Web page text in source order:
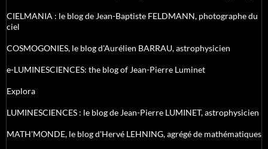
CIELMANIA : le blog de Jean-Baptiste FELDMANN, photographe du
ciel
COSMOGONIES, le blog d'Aurélien BARRAU, astrophysicien
e-LUMINESCIENCES: the blog of Jean-Pierre Luminet
Explora
LUMINESCIENCES : le blog de Jean-Pierre LUMINET, astrophysicien
MATH'MONDE, le blog d'Hervé LEHNING, agrégé de mathématiques